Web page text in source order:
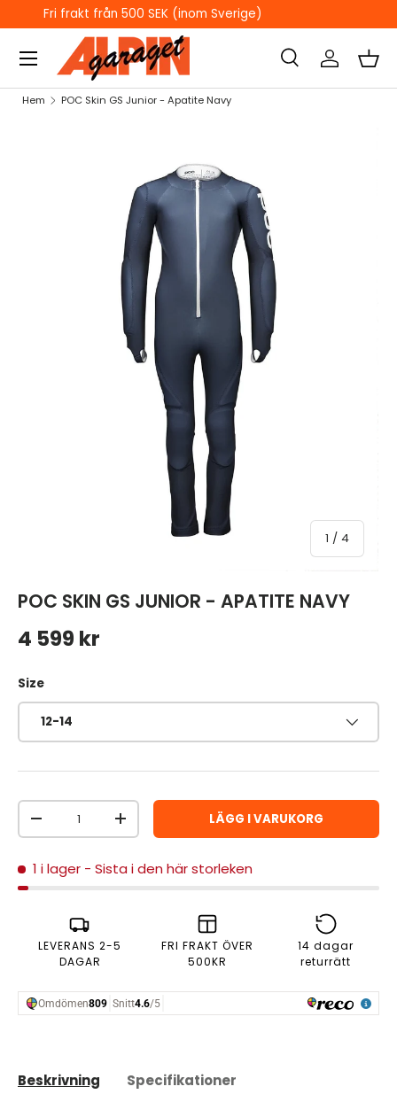
HOPPA TILL INNEHÅLL
ÖPPETTIDER I BUTIKEN
Sök
Sök
Sök Logga inKorg
Hem POC Skin GS Junior - Apatite Navy
1 / av
4
POC SKIN GS JUNIOR - APATITE NAVY
Ordinarie pris
4 599 kr
Size
12-14
Antal
MINSKA ANTALÖKA ANTAL LÄGG I VARUKORG
1 i lager - Sista i den här storleken
LEVERANS 2-5
DAGAR
FRI FRAKT ÖVER
500KR
14 dagar
returrätt
Beskrivning Specifikationer